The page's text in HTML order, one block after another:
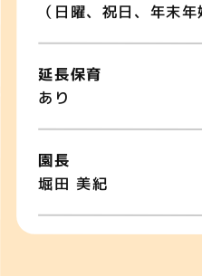
（日曜、祝日、年末年
延長保育
あり
園長
堀田 美紀